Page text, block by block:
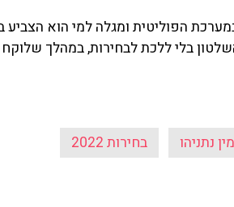
הפוליטית ומגלה למי הוא הצביע
נתניהו בחירות 2022